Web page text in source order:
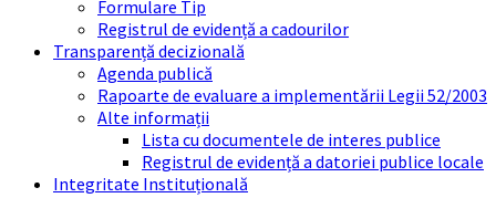
Formulare Tip
Registrul de evidență a cadourilor
Transparență decizională
Agenda publică
Rapoarte de evaluare a implementării Legii 52/2003
Alte informații
Lista cu documentele de interes publice
Registrul de evidență a datoriei publice locale
Integritate Instituțională